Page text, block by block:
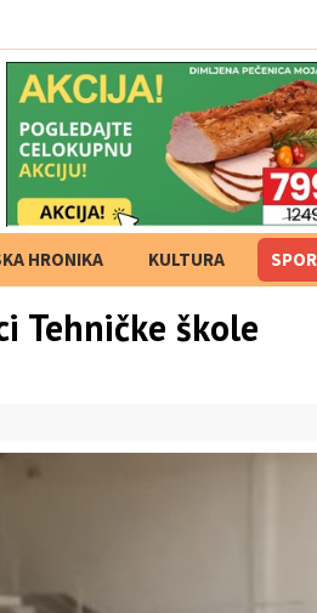
HRONIKA KULTURA
Tehničke škole